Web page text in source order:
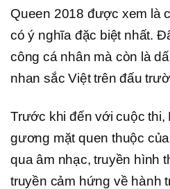
Queen 2018 được xem là
có ý nghĩa đặc biệt nhất.
công cá nhân mà còn là
nhan sắc Việt trên đấu
Trước khi đến với cuộc
gương mặt quen thuộc
qua âm nhạc, truyền hình
truyền cảm hứng về hành